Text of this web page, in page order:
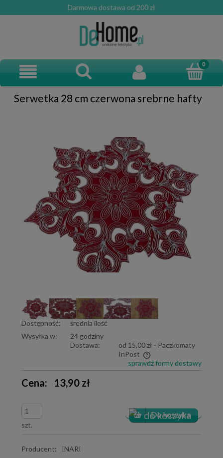
Darmowa dostawa od 200 zł
Serwetka 28 cm czerwona srebrne hafty
Dostępność:
średnia ilość
Wysyłka w:
24 godziny
Dostawa:
od 15,00 zł - Paczkomaty
InPost
Cena nie zawiera ewentualnych kosztów płatności
sprawdź formy dostawy
Cena: 13,90 zł
szt.
Producent:
INARI